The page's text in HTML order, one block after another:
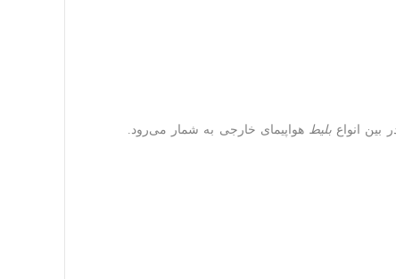
بین انواعبلیط‌ هواپیمای خارجی به شمار می‌رود.